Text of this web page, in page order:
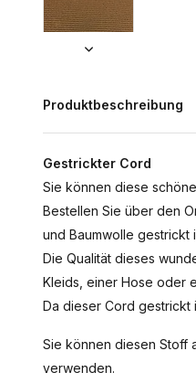
Produktbeschreibung
Gestrickter Cord
Sie können diese
Bestellen Sie über den
und Baumwolle gestrickt
Die Qualität dieses
Kleids, einer Hose oder
Da dieser Cord gestrickt
Sie können diesen Stoff
verwenden.